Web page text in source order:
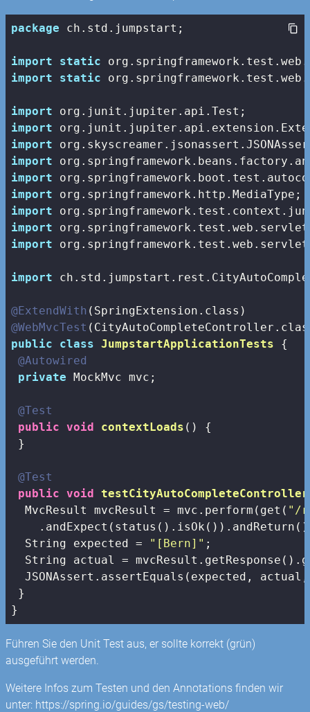
package ch.std.jumpstart;
import
static
import
static
import
import
import
import
import
import
import
import
import
import
@ExtendWith
@WebMvcTest
public
class JumpstartApplicationTests
{
@Autowired
private MockMvc mvc;
@Test
public void contextLoads ()
{
}
@Test
public void testCityAutoCompleteController
  MvcResult mvcResult = mvc.perform(get(
"/
  String expected =
"[Bern]" ;
String actual =
JSONAssert.assertEquals(expected,
}
}
Führen Sie den Unit Test aus, er sollte korrekt (grün)
ausgeführt werden.
Weitere Infos zum Testen und den Annotations finden wir
unter: https://spring.io/guides/gs/testing-web/